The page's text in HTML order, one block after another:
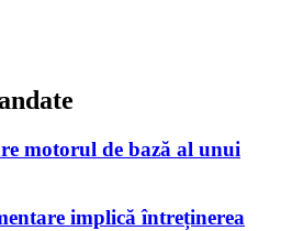
motorul de bază al unui
implică întreținerea